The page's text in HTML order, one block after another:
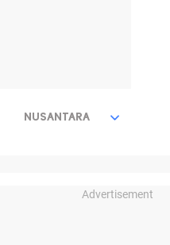
NUSANTARA
Advertisement